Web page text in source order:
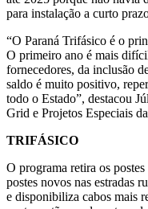
para instalação a curto
“O Paraná Trifásico é o
O primeiro ano é mais
fornecedores, da inclusão
saldo é muito positivo,
todo o Estado”, destacou
Grid e Projetos Especiais
TRIFÁSICO
O programa retira os
postes novos nas estradas
e disponibiliza cabos mais